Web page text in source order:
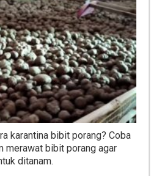
karantina bibit porang? Coba
merawat bibit porang agar
ditanam.